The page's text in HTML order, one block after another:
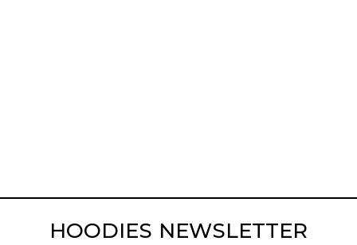
HOODIES NEWSLETTER